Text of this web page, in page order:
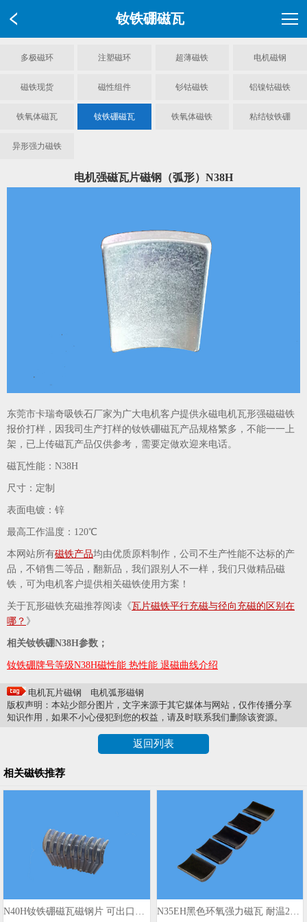
钕铁硼磁瓦
多极磁环 注塑磁环 超薄磁铁 电机磁钢
磁铁现货 磁性组件 钐钴磁铁 铝镍钴磁铁
铁氧体磁瓦 钕铁硼磁瓦 铁氧体磁铁 粘结钕铁硼
异形强力磁铁
电机强磁瓦片磁钢（弧形）N38H
东莞市卡瑞奇吸铁石厂家为广大电机客户提供永磁电机瓦形强磁磁铁
报价打样，因我司生产打样的钕铁硼磁瓦产品规格繁多，不能一一上
架，已上传磁瓦产品仅供参考，需要定做欢迎来电话。
磁瓦性能：N38H
尺寸：定制
表面电镀：锌
最高工作温度：120℃
本网站所有磁铁产品均由优质原料制作，公司不生产性能不达标的产
品，不销售二等品，翻新品，我们跟别人不一样，我们只做精品磁
铁，可为电机客户提供相关磁铁使用方案！
关于瓦形磁铁充磁推荐阅读《瓦片磁铁平行充磁与径向充磁的区别在
哪？ 》
相关钕铁硼N38H参数；
钕铁硼牌号等级N38H磁性能 热性能 退磁曲线介绍
电机瓦片磁钢
电机弧形磁钢
版权声明：本站少部分图片，文字来源于其它媒体与网站，仅作传播分享
知识作用，如果不小心侵犯到您的权益，请及时联系我们删除该资源。
返回列表
相关磁铁推荐
N40H钕铁硼磁瓦磁钢片 可出口国外 N35EH黑色环氧强力磁瓦 耐温200℃